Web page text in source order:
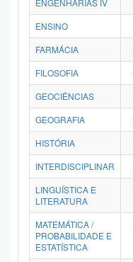
ENGENHARIAS IV
ENSINO
FARMÁCIA
FILOSOFIA
GEOCIÊNCIAS
GEOGRAFIA
HISTÓRIA
INTERDISCIPLINAR
LINGUÍSTICA E
LITERATURA
MATEMÁTICA /
PROBABILIDADE E
ESTATÍSTICA